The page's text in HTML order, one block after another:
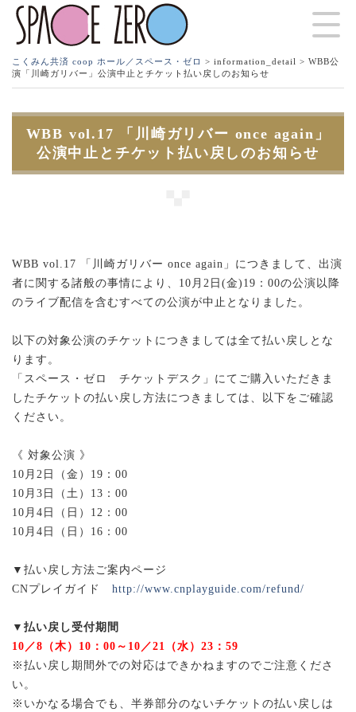
こくみん共済 coop ホール／スペース・ゼロ > information_detail > WBB公
演「川崎ガリバー」公演中止とチケット払い戻しのお知らせ
WBB vol.17 「川崎ガリバー once again」
公演中止とチケット払い戻しのお知らせ
WBB vol.17 「川崎ガリバー once again」につきまして、出演
者に関する諸般の事情により、10月2日(金)19：00の公演以降
のライブ配信を含むすべての公演が中止となりました。
以下の対象公演のチケットにつきましては全て払い戻しとな
ります。
「スペース・ゼロ チケットデスク」にてご購入いただきま
したチケットの払い戻し方法につきましては、以下をご確認
ください。
《 対象公演 》
10月2日（金）19：00
10月3日（土）13：00
10月4日（日）12：00
10月4日（日）16：00
▼払い戻し方法ご案内ページ
CNプレイガイド http://www.cnplayguide.com/refund/
▼ 払い戻し受付期間
10／8（木）10：00～10／21（水）23：59
※払い戻し期間外での対応はできかねますのでご注意くださ
い。
※いかなる場合でも、半券部分のないチケットの払い戻しは